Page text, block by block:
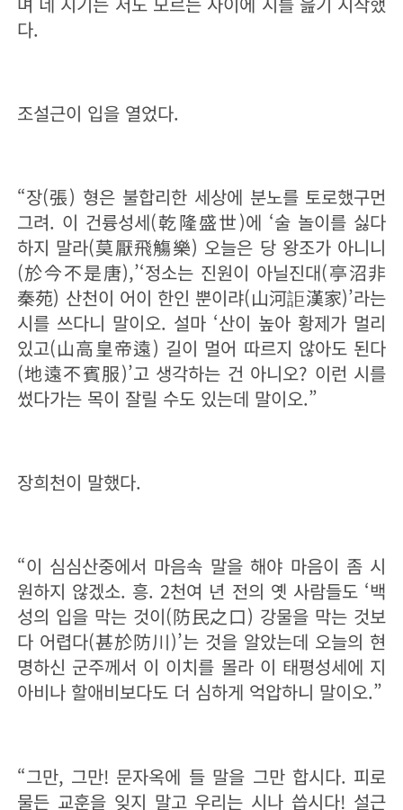
다.
조설근이 입을 열었다.
“장(張) 형은 불합리한 세상에 분노를 토로했구먼
그려. 이 건륭성세(乾隆盛世)에 ‘술 놀이를 싫다
하지 말라(莫厭飛觴樂) 오늘은 당 왕조가 아니니
(於今不是唐),’‘정소는 진원이 아닐진대(亭沼非
秦苑) 산천이 어이 한인 뿐이랴(山河詎漢家)’라는
시를 쓰다니 말이오. 설마 ‘산이 높아 황제가 멀리
있고(山高皇帝遠) 길이 멀어 따르지 않아도 된다
(地遠不賓服)’고 생각하는 건 아니오? 이런 시를
썼다가는 목이 잘릴 수도 있는데 말이오.”
장희천이 말했다.
“이 심심산중에서 마음속 말을 해야 마음이 좀 시
원하지 않겠소. 흥. 2천여 년 전의 옛 사람들도 ‘백
성의 입을 막는 것이(防民之口) 강물을 막는 것보
다 어렵다(甚於防川)’는 것을 알았는데 오늘의 현
명하신 군주께서 이 이치를 몰라 이 태평성세에 지
아비나 할애비보다도 더 심하게 억압하니 말이오.”
“그만, 그만! 문자옥에 들 말을 그만 합시다. 피로
물든 교훈을 잊지 말고 우리는 시나 씁시다! 설근